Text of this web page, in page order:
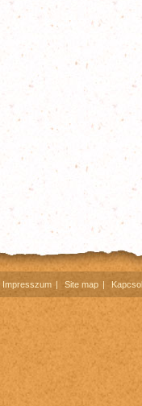
Impresszum Site map